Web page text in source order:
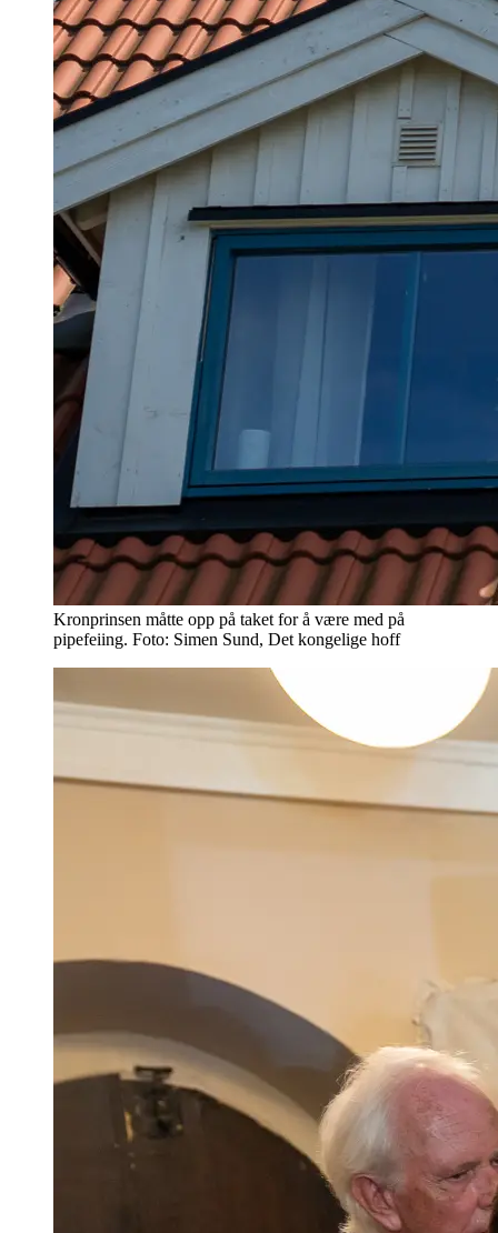
Kronprinsen måtte opp på taket for å være med på
pipefeiing. Foto: Simen Sund, Det kongelige hoff